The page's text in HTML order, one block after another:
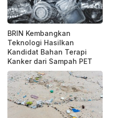
BRIN Kembangkan
Teknologi Hasilkan
Kandidat Bahan Terapi
Kanker dari Sampah PET